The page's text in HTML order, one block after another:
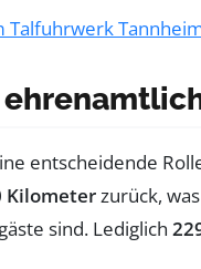
Talfuhrwerk
entscheidende
Kilometer zurück,
sind. Lediglich